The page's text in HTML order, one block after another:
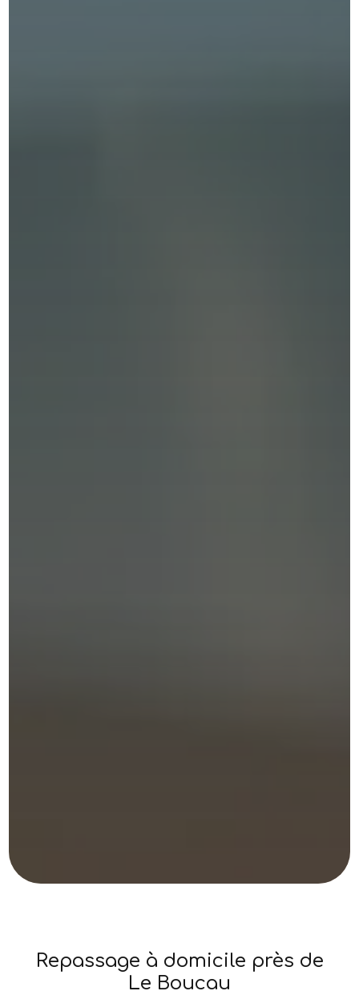
Repassage à domicile près de
Le Boucau